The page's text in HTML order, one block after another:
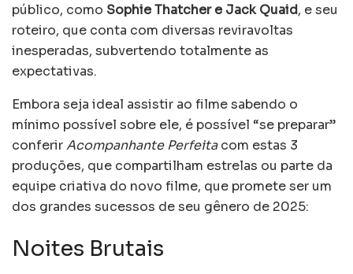
público, como Sophie Thatcher e Jack Quaid, e seu
roteiro, que conta com diversas reviravoltas
inesperadas, subvertendo totalmente as
expectativas.
Embora seja ideal assistir ao filme sabendo o
mínimo possível sobre ele, é possível “se preparar”
conferirAcompanhante Perfeitacom estas 3
produções, ​​que compartilham estrelas ou parte da
equipe criativa do novo filme, que promete ser um
dos grandes sucessos de seu gênero de 2025:
Noites Brutais